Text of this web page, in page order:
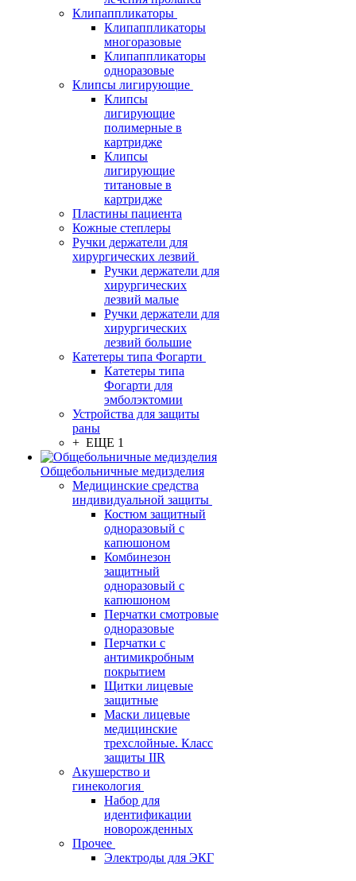
Клипаппликаторы
Клипаппликаторы
многоразовые
Клипаппликаторы
одноразовые
Клипсы лигирующие
Клипсы
лигирующие
полимерные в
картридже
Клипсы
лигирующие
титановые в
картридже
Пластины пациента
Кожные степлеры
Ручки держатели для
хирургических лезвий
Ручки держатели для
хирургических
лезвий малые
Ручки держатели для
хирургических
лезвий большие
Катетеры типа Фогарти
Катетеры типа
Фогарти для
эмболэктомии
Устройства для защиты
раны
+ ЕЩЕ 1
Общебольничные медизделия
Медицинские средства
индивидуальной защиты
Костюм защитный
одноразовый с
капюшоном
Комбинезон
защитный
одноразовый с
капюшоном
Перчатки смотровые
одноразовые
Перчатки с
антимикробным
покрытием
Щитки лицевые
защитные
Маски лицевые
медицинские
трехслойные. Класс
защиты IIR
Акушерство и
гинекология
Набор для
идентификации
новорожденных
Прочее
Электроды для ЭКГ